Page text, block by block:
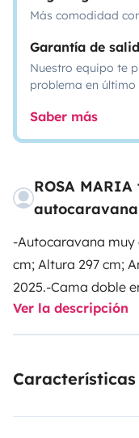
Más comodidad
Garantía de
Nuestro equipo te
problema en
Saber más
ROSA
-Autocaravana muy
cm; Altura 297 cm;
2025.-Cama doble
cama individual.-
radio bluetooth y
separada con
Ver la descripción
Características